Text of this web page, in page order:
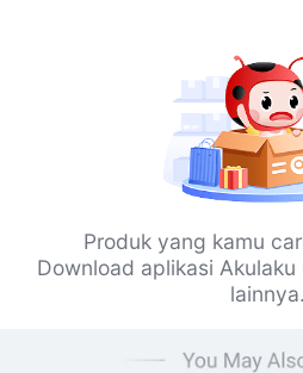
Produk yang kamu
Download aplikasi
lainnya.